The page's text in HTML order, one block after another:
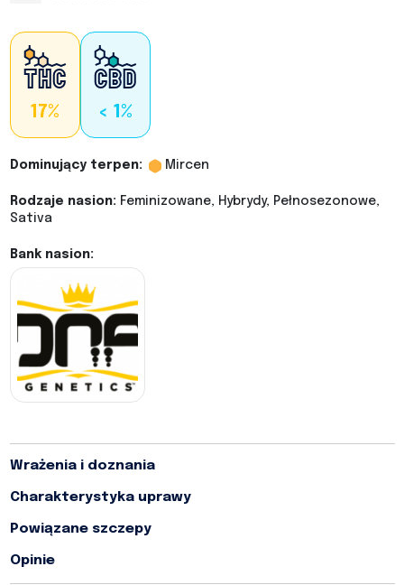
17% < 1%
Dominujący terpen: Mircen
Rodzaje nasion: Feminizowane, Hybrydy, Pełnosezonowe,
Sativa
Bank nasion:
Wrażenia i doznania
Charakterystyka uprawy
Powiązane szczepy
Opinie